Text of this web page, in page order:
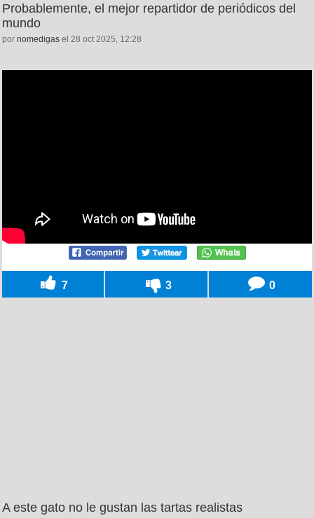
Probablemente, el mejor repartidor de periódicos del
mundo
por nomedigas el 28 oct 2025, 12:28
7 3 0
A este gato no le gustan las tartas realistas